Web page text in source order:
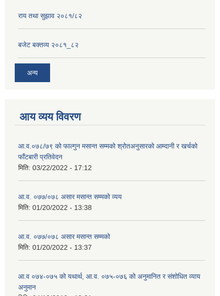
राय तथा सुझाव २०८१/८२
बजेट बक्तव्य २०८१_८२
अन्य
आय व्यय विवरण
आ.व.०७८/७९ को फाल्गुन मसान्त सम्मको श्रोतअनुसारको आम्दानी र खर्चको
फाँटबारी प्रतिवेदन
मिति: 03/22/2022 - 17:12
आ.व. ०७७/०७८ असार मसान्त सम्मको व्यय
मिति: 01/20/2022 - 13:38
आ.व. ०७७/०७८ असार मसान्त सम्मको
मिति: 01/20/2022 - 13:37
आ.व ०७४-०७५ को यथार्थ, आ.व. ०७५-०७६ को अनुमानित र संशोधित व्याय
अनुमान